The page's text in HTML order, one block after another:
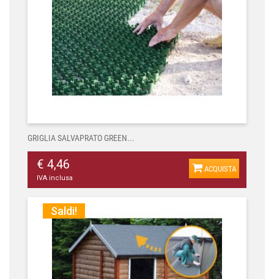
GRIGLIA SALVAPRATO GREEN...
€ 4,46
IVA inclusa
ACQUISTA
Saldi!